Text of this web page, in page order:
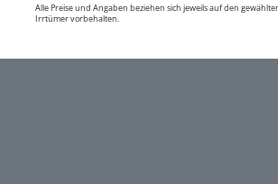
Alle Preise und Angaben beziehen sich jeweils auf den
Irrtümer vorbehalten.